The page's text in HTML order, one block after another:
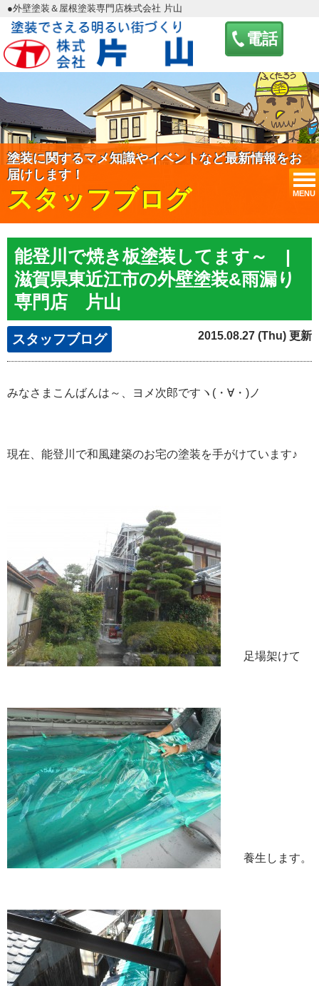
電話
MENU
●外壁塗装＆屋根塗装専門店株式会社 片山
塗装に関するマメ知識やイベントなど最新情報をお
届けします！
スタッフブログ
能登川で焼き板塗装してます～ |
滋賀県東近江市の外壁塗装&雨漏り
専門店 片山
スタッフブログ 2015.08.27 (Thu) 更新
みなさまこんばんは～、ヨメ次郎ですヽ(・∀・)ノ
現在、能登川で和風建築のお宅の塗装を手がけています♪
足場架けて
養生します。